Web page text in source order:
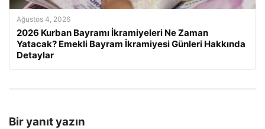
Ağustos 4, 2026
2026 Kurban Bayramı İkramiyeleri Ne Zaman
Yatacak? Emekli Bayram İkramiyesi Günleri Hakkında
Detaylar
Bir yanıt yazın